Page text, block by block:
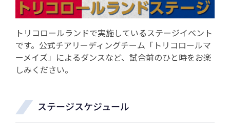
トリコロールランドで実施しているステージイベント
です。公式チアリーディングチーム「トリコロールマ
ーメイズ」によるダンスなど、試合前のひと時をお楽
しみください。
ステージスケジュール